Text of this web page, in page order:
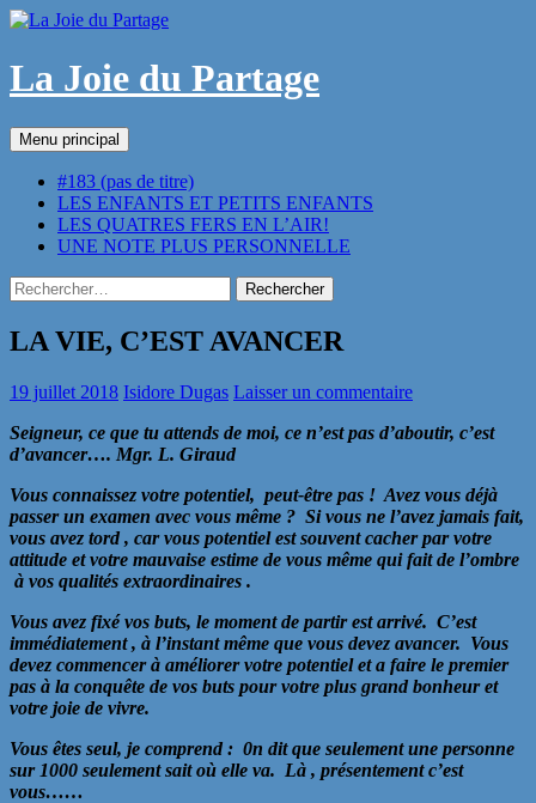
Aller
contenu
La Joie du Partage
Recherche
Menu principal
#183 (pas de titre)
LES ENFANTS ET PETITS ENFANTS
LES QUATRES FERS EN L’AIR!
UNE NOTE PLUS PERSONNELLE
Rechercher :
LA VIE, C’EST AVANCER
19 juillet 2018 Isidore Dugas Laisser un commentaire
Seigneur, ce que tu attends de moi, ce n’est pas d’aboutir, c’est
d’avancer…. Mgr. L. Giraud
Vous connaissez votre potentiel, peut-être pas ! Avez vous déjà
passer un examen avec vous même ? Si vous ne l’avez jamais fait,
vous avez tord , car vous potentiel est souvent cacher par votre
attitude et votre mauvaise estime de vous même qui fait de l’ombre
à vos qualités extraordinaires .
Vous avez fixé vos buts, le moment de partir est arrivé. C’est
immédiatement , à l’instant même que vous devez avancer. Vous
devez commencer à améliorer votre potentiel et a faire le premier
pas à la conquête de vos buts pour votre plus grand bonheur et
votre joie de vivre.
Vous êtes seul, je comprend : 0n dit que seulement une personne
sur 1000 seulement sait où elle va. Là , présentement c’est
vous……